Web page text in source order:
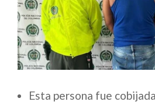
Esta persona fue